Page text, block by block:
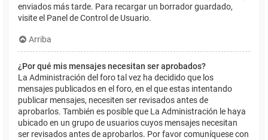
enviados más tarde. Para recargar un borrador guardado,
visite el Panel de Control de Usuario.
Arriba
¿Por qué mis mensajes necesitan ser aprobados?
La Administración del foro tal vez ha decidido que los
mensajes publicados en el foro, en el que estas intentando
publicar mensajes, necesiten ser revisados antes de
aprobarlos. También es posible que La Administración le haya
ubicado en un grupo de usuarios cuyos mensajes necesitan
ser revisados antes de aprobarlos. Por favor comuníquese con